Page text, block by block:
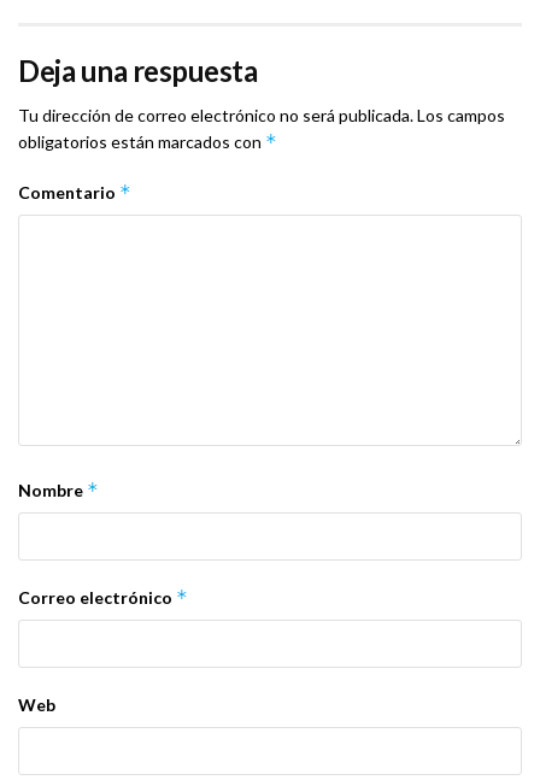
Deja una respuesta
Tu dirección de correo electrónico no será publicada.Los campos
obligatorios están marcados con *
Comentario *
Nombre *
Correo electrónico *
Web